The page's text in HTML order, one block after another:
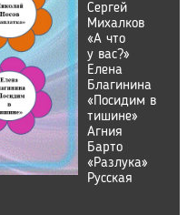
Сергей
Михалков
«А что
у вас?»
Елена
Благинина
«Посидим в
тишине»
Агния
Барто
«Разлука»
Русская